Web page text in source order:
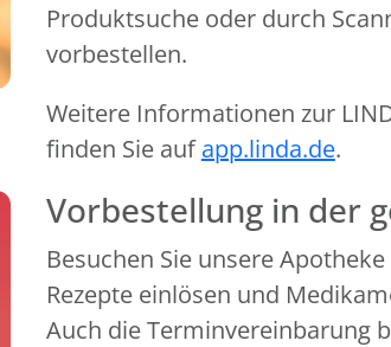
Produktsuche oder durch
vorbestellen.
Weitere Informationen zur
finden Sie aufapp.linda.de.
Vorbestellung in der
Besuchen Sie unsere
Rezepte einlösen und
Auch die Terminvereinbarung